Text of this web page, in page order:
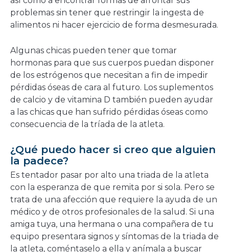
problemas sin tener que restringir la ingesta de
alimentos ni hacer ejercicio de forma desmesurada.
Algunas chicas pueden tener que tomar
hormonas para que sus cuerpos puedan disponer
de los estrógenos que necesitan a fin de impedir
pérdidas óseas de cara al futuro. Los suplementos
de calcio y de vitamina D también pueden ayudar
a las chicas que han sufrido pérdidas óseas como
consecuencia de la tríada de la atleta.
¿Qué puedo hacer si creo que alguien
la padece?
Es tentador pasar por alto una triada de la atleta
con la esperanza de que remita por si sola. Pero se
trata de una afección que requiere la ayuda de un
médico y de otros profesionales de la salud. Si una
amiga tuya, una hermana o una compañera de tu
equipo presentara signos y síntomas de la triada de
la atleta, coméntaselo a ella y anímala a buscar